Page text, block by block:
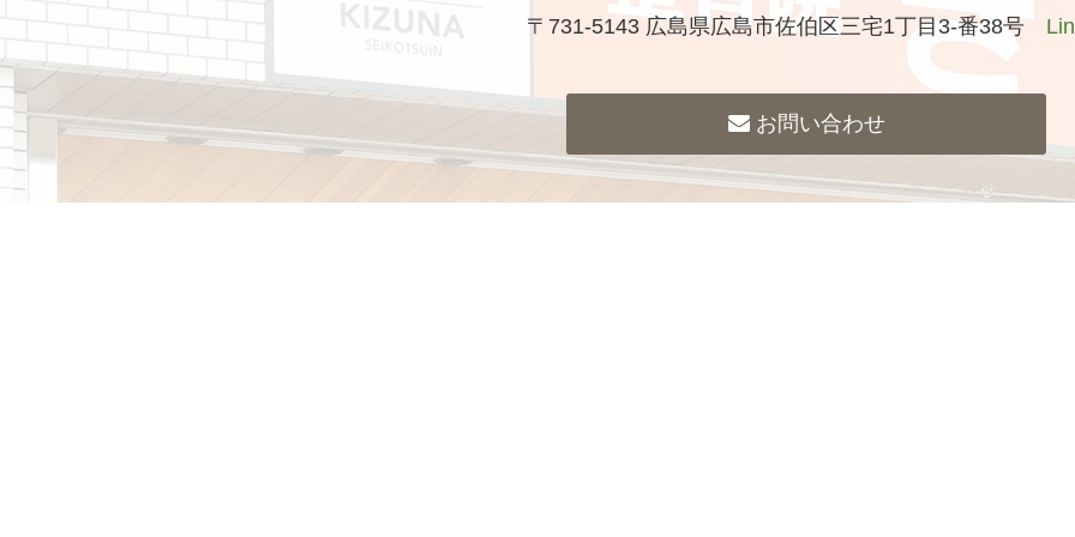
〒731-5143 広島県広島市佐伯区三宅1丁目3-番38号
お問い合わせ